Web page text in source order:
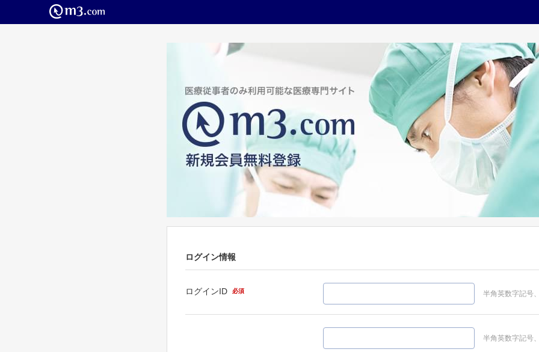
ログイン情報
ログインID 必須 半角英数字記号
半角英数字記号